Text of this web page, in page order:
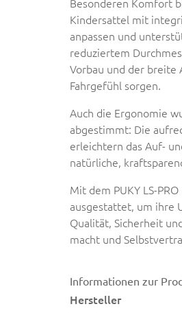
Kindersattel mit
anpassen und
reduziertem
Vorbau und der breite
Fahrgefühl sorgen.
Auch die Ergonomie
abgestimmt: Die
erleichtern das Auf-
natürliche,
Mit dem PUKY LS-
ausgestattet, um ihre
Qualität, Sicherheit
macht und
Informationen zur
Hersteller